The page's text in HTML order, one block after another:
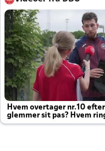
Hvem overtager nr.10
glemmer sit pas? Hvem
altid til efter kampe?